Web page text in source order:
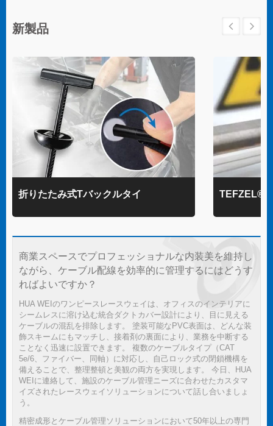
新製品
折りたたみ式Tバックルタイ TEFZEL®
商業スペースでプロフェッショナルな内装美を維持し
ながら、ケーブル配線を効率的に管理するにはどうす
ればよいですか？
HUA WEIのワンピースレースウェイは、オフィスのインテリアに
シームレスに溶け込む統合ダクトカバー設計により、目に見える
ケーブルの混乱を排除します。 塗装可能なPVC表面は、どんな装
飾スキームにもマッチし、接着剤の裏面により、業務を中断する
ことなく迅速に設置できます。 複数のケーブルタイプ（CAT
5e/6、ファイバー、同軸）に対応し、自己ロック式の閉鎖機構を
備えることで、整理整頓と美観の両方を実現します。 今日、HUA
WEIに連絡して、施設のケーブル管理ニーズに合わせたカスタマ
イズされたレースウェイソリューションについて話し合いましょ
う。
精密成形とケーブル管理ソリューションにおいて50年以上の専門